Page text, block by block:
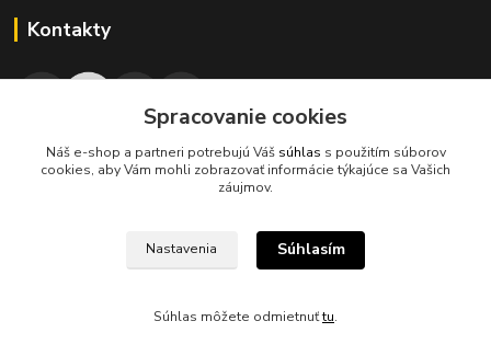
Kontakty
045/671 63 50
Spracovanie cookies
Náš e-shop a partneri potrebujú Váš súhlas s použitím súborov
cookies, aby Vám mohli zobrazovať informácie týkajúce sa Vašich
záujmov.
Nastavenia Súhlasím
Súhlas môžete odmietnuťtu.